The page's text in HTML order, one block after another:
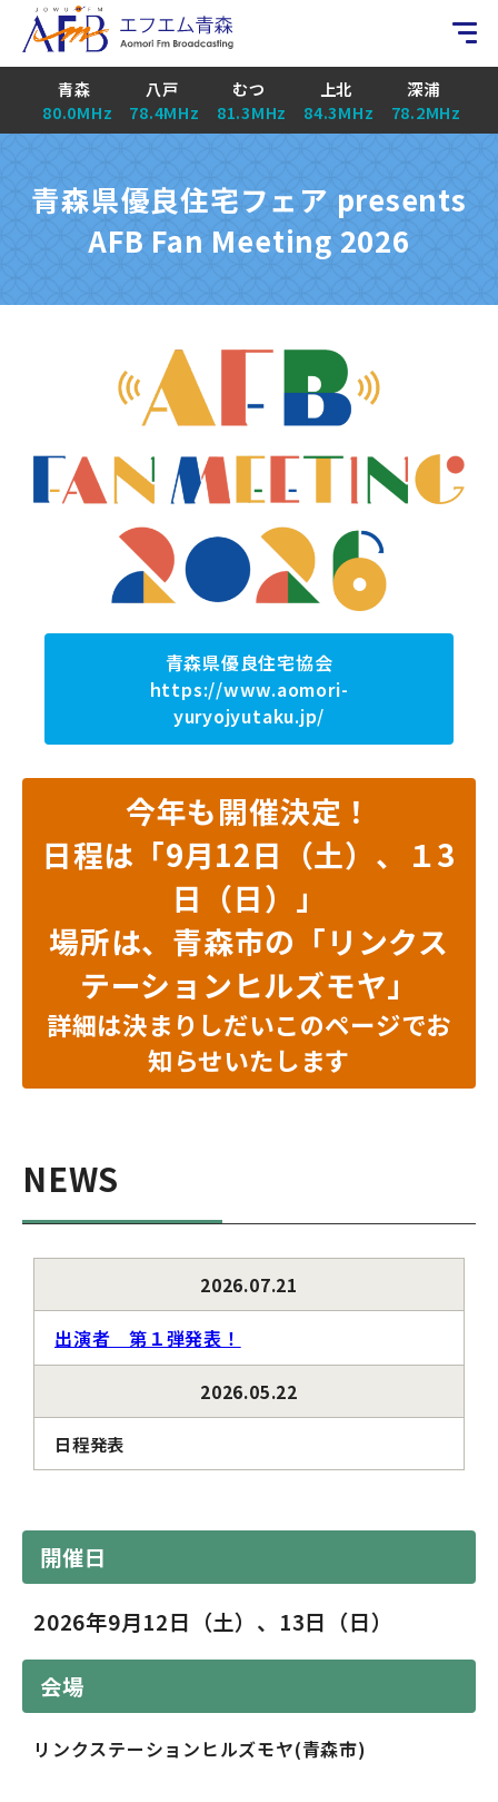
青森
80.0MHz
八戸
78.4MHz
むつ
81.3MHz
上北
84.3MHz
深浦
78.2MHz
青森県優良住宅フェア presents
AFB Fan Meeting 2026
青森県優良住宅協会
https://www.aomori-
yuryojyutaku.jp/
今年も開催決定！
日程は「9月12日（土）、１3
日（日）」
場所は、青森市の「リンクス
テーションヒルズモヤ」
詳細は決まりしだいこのページでお
知らせいたします
NEWS
2026.07.21
出演者 第１弾発表！
2026.05.22
日程発表
開催日
2026年9月12日（土）、13日（日）
会場
リンクステーションヒルズモヤ(青森市)